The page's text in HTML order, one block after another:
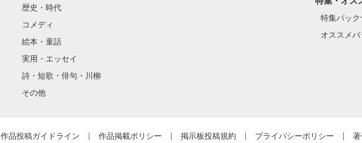
歴史・時代
コメディ
絵本・童話
実用・エッセイ
詩・短歌・俳句・川柳
その他
特集バック
オススメ
作品投稿ガイドライン 作品掲載ポリシー 掲示板投稿規約 プライバシーポリシー